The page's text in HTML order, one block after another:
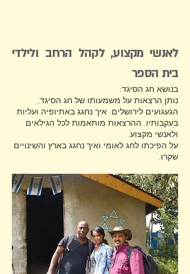
לאנשי מקצוע, לקהל הרחב ולילדי
בית הספר
בנושא חג הסיגד:
נותן הרצאות על משמעותו של חג הסיגד,
הגעגועים לירושלים. איך נחגג באתיופיה ועליות
בעקבותיו. ההרצאות מותאמות לכל הגילאים
ולאנשי מקצוע.
על הפיכתו לחג לאומי ואיך נחגג בארץ והשינויים
שקרו.